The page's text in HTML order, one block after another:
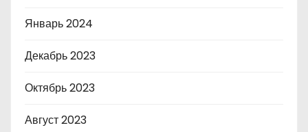
Январь 2024
Декабрь 2023
Октябрь 2023
Август 2023